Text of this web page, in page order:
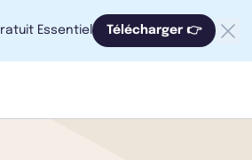
Essentiel Télécharger 👉